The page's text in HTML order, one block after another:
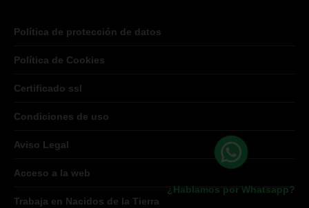
¿Hablamos por Whatsapp?
Política de protección de datos
Política de Cookies
Certificado ssl
Condiciones de uso
Aviso Legal
Acceso a la web
Trabaja en Nacidos de la Tierra